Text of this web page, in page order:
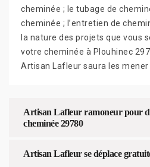
cheminée ; le tubage de
cheminée ; l’entretien de
la nature des projets que vous
votre cheminée à Plouhinec
Artisan Lafleur saura les mener
Artisan Lafleur ramoneur pour
cheminée 29780
Artisan Lafleur se déplace